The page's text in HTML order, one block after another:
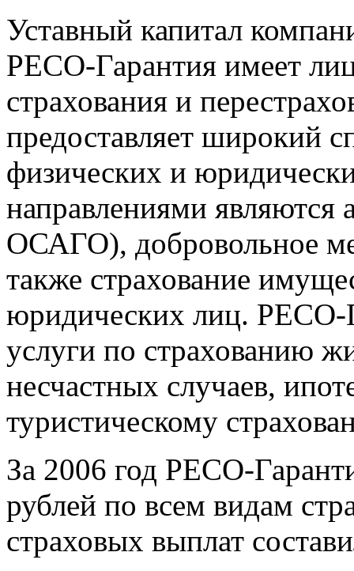
Уставный капитал
РЕСО-Гарантия имеет
страхования и
предоставляет широкий
физических и
направлениями
ОСАГО), добровольное
также страхование
юридических лиц. РЕСО-
услуги по страхованию
несчастных случаев,
туристическому
За 2006 год РЕСО-
рублей по всем видам
страховых выплат